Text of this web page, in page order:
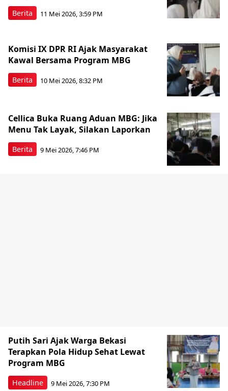
Berita 11 Mei 2026, 3:59 PM
Berita
Komisi IX DPR RI Ajak Masyarakat
Kawal Bersama Program MBG
10 Mei 2026, 8:32 PM
Berita
Cellica Buka Ruang Aduan MBG: Jika
Menu Tak Layak, Silakan Laporkan
9 Mei 2026, 7:46 PM
Headline
Putih Sari Ajak Warga Bekasi
Terapkan Pola Hidup Sehat Lewat
Program MBG
9 Mei 2026, 7:30 PM